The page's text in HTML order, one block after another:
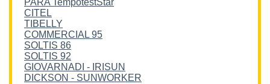
PARA TempotestStar
CITEL
TIBELLY
COMMERCIAL 95
SOLTIS 86
SOLTIS 92
GIOVARNADI - IRISUN
DICKSON - SUNWORKER